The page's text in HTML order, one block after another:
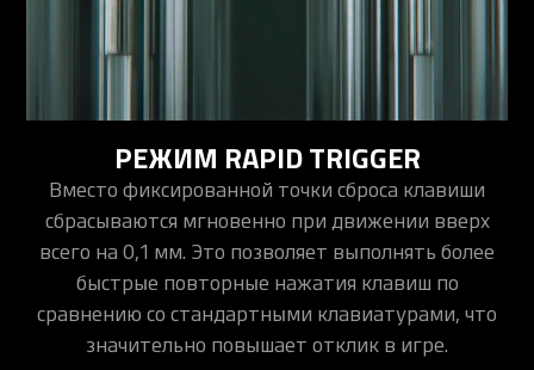
РЕЖИМ RAPID TRIGGER
Вместо фиксированной точки сброса клавиши
сбрасываются мгновенно при движении вверх
всего на 0,1 мм. Это позволяет выполнять более
быстрые повторные нажатия клавиш по
сравнению со стандартными клавиатурами, что
значительно повышает отклик в игре.